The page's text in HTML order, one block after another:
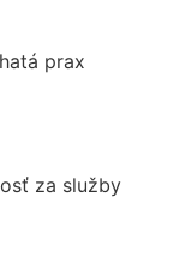
prax
za služby